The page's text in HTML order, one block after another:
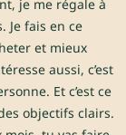
je me régale à
Je fais en ce
et mieux
aussi, c’est
Et c’est ce
objectifs clairs.